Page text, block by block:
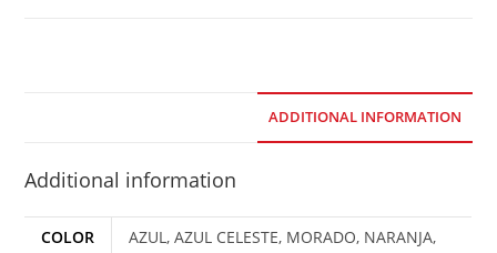
ADDITIONAL INFORMATION
Additional information
COLOR
AZUL, AZUL CELESTE, MORADO, NARANJA,